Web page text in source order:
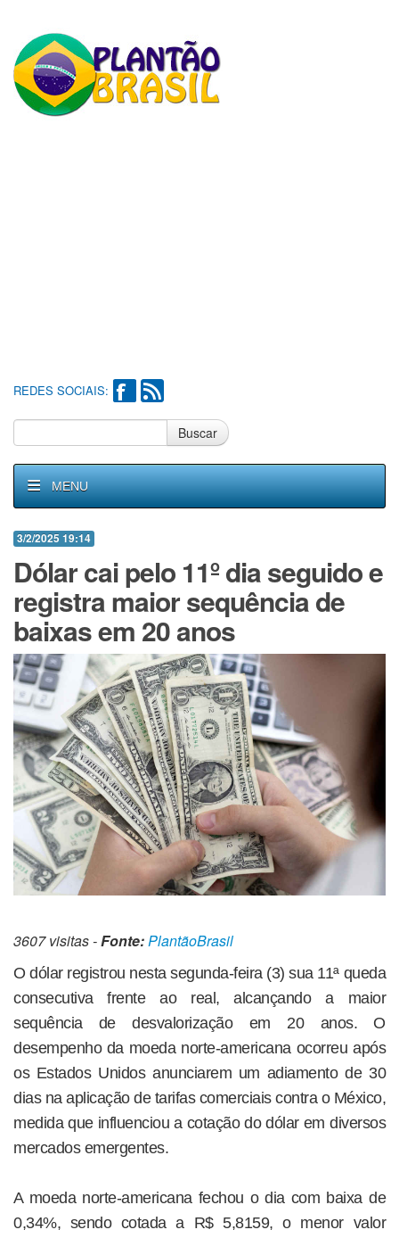
REDES SOCIAIS:
Buscar
MENU
3/2/2025 19:14
Dólar cai pelo 11º dia seguido e
registra maior sequência de
baixas em 20 anos
3607 visitas -Fonte:PlantãoBrasil
O dólar registrou nesta segunda-feira (3) sua 11ª queda
consecutiva frente ao real, alcançando a maior
sequência de desvalorização em 20 anos. O
desempenho da moeda norte-americana ocorreu após
os Estados Unidos anunciarem um adiamento de 30
dias na aplicação de tarifas comerciais contra o México,
medida que influenciou a cotação do dólar em diversos
mercados emergentes.
A moeda norte-americana fechou o dia com baixa de
0,34%, sendo cotada a R$ 5,8159, o menor valor